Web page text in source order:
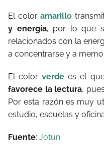
El color amarillo
y energía, por lo que
relacionados con la
a concentrarse y a
El colorverde es el
favorece la lectura,
Por esta razón es muy
estudio, escuelas y
Fuente: Jotun